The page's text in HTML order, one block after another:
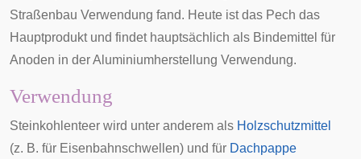
Straßenbau Verwendung fand. Heute ist das Pech das
Hauptprodukt und findet hauptsächlich als Bindemittel für
Anoden in der Aluminiumherstellung Verwendung.
Verwendung
Steinkohlenteer wird unter anderem als Holzschutzmittel
(z. B. für Eisenbahnschwellen) und für Dachpappe